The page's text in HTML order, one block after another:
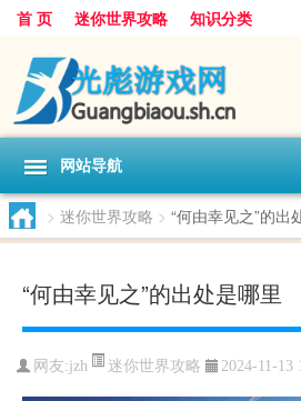
首 页 迷你世界攻略 知识分类
网站导航
> 迷你世界攻略 > “何由幸见之”的出
“何由幸见之”的出处是哪里
网友:jzh 迷你世界攻略 2024-11-13